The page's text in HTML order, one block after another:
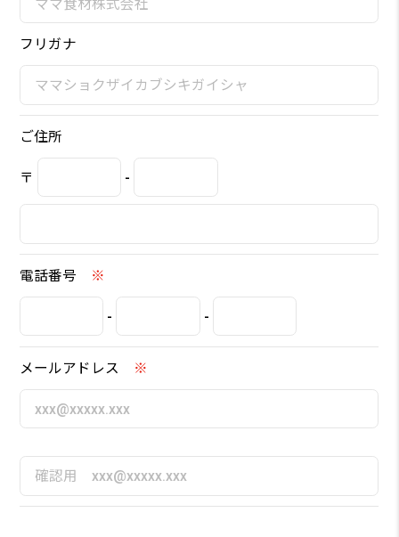
フリガナ
ご住所
〒 -
電話番号 ※
- -
メールアドレス ※